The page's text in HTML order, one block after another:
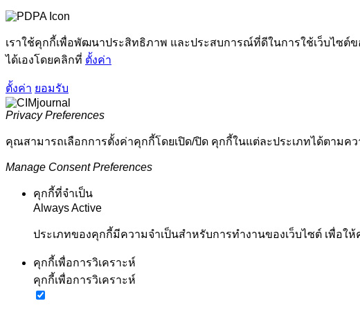
เราใช้คุกกี้เพื่อพัฒนาประสิทธิภาพ และประสบการณ์ที่ดีในการใช้เว็บไซต์
ได้เองโดยคลิกที่ ตั้งค่า
ตั้งค่า ยอมรับ
Privacy Preferences
คุณสามารถเลือกการตั้งค่าคุกกี้โดยเปิด/ปิด คุกกี้ในแต่ละประเภทได้ตามค
Manage Consent Preferences
คุกกี้ที่จำเป็น
Always Active
ประเภทของคุกกี้มีความจำเป็นสำหรับการทำงานของเว็บไซต์ เพื่อ
คุกกี้เพื่อการวิเคราะห์
คุกกี้เพื่อการวิเคราะห์